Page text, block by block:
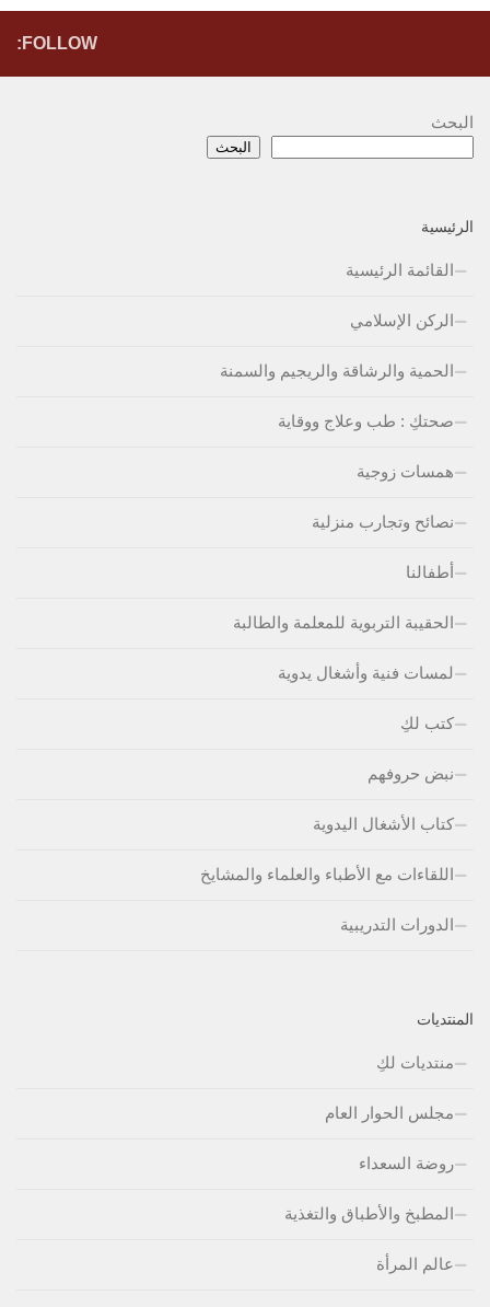
FOLLOW:
البحث
البحث
الرئيسية
القائمة الرئيسية
الركن الإسلامي
الحمية والرشاقة والريجيم والسمنة
صحتكِ : طب وعلاج ووقاية
همسات زوجية
نصائح وتجارب منزلية
أطفالنا
الحقيبة التربوية للمعلمة والطالبة
لمسات فنية وأشغال يدوية
كتب لكِ
نبض حروفهم
كتاب الأشغال اليدوية
اللقاءات مع الأطباء والعلماء والمشايخ
الدورات التدريبية
المنتديات
منتديات لكِ
مجلس الحوار العام
روضة السعداء
المطبخ والأطباق والتغذية
عالم المرأة